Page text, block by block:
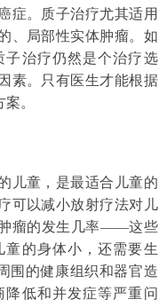
症。质子治疗尤其适用
、局部性实体肿瘤。如
子治疗仍然是个治疗选
素。只有医生才能根据
。
儿童，是最适合儿童的
可以减小放射疗法对儿
瘤的发生几率——这些
童的身体小，还需要生
围的健康组织和器官造
降低和并发症等严重问